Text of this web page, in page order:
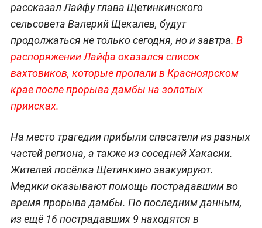
рассказал Лайфу глава Щетинкинского
сельсовета Валерий Щекалев, будут
продолжаться не только сегодня, но и завтра. В
распоряжении Лайфа оказался список
вахтовиков, которые пропали в Красноярском
крае после прорыва дамбы на золотых
приисках.
На место трагедии прибыли спасатели из разных
частей региона, а также из соседней Хакасии.
Жителей посёлка Щетинкино эвакуируют.
Медики оказывают помощь пострадавшим во
время прорыва дамбы. По последним данным,
из ещё 16 пострадавших 9 находятся в